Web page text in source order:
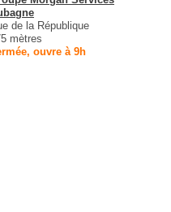
de la République
mètres
ouvre à 9h